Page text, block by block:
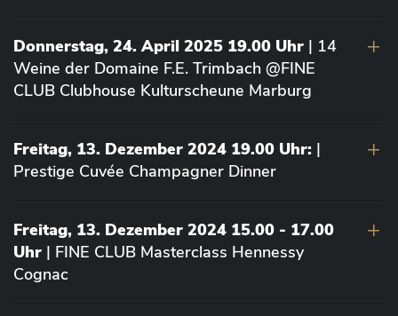
Donnerstag, 24. April 2025 19.00 Uhr | 14
Weine der Domaine F.E. Trimbach @FINE
CLUB Clubhouse Kulturscheune Marburg
Freitag, 13. Dezember 2024 19.00 Uhr: |
Prestige Cuvée Champagner Dinner
Freitag, 13. Dezember 2024 15.00 - 17.00
Uhr | FINE CLUB Masterclass Hennessy
Cognac